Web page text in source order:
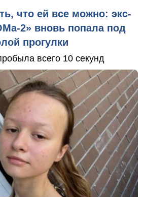
что ей все можно: экс-
2» вновь попала под
прогулки
всего 10 секунд